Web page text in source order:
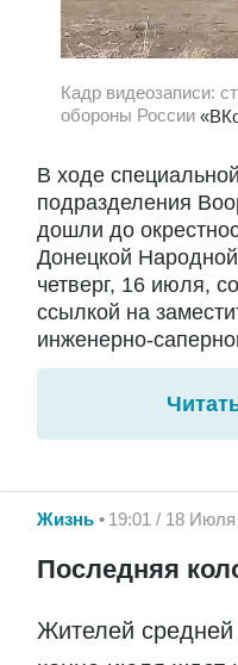
Кадр видеозаписи:
обороны России
В ходе
подразделения
дошли до
Донецкой
четверг, 16 июля,
ссылкой на
инженерно-
Жизнь 19:01 / 18 Июля
Последняя
Жителей